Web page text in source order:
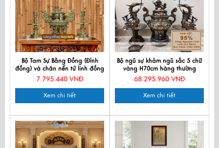
Bộ Tam Sự Bằng Đồng (Đỉnh
đồng) và chân nến tứ linh đồng
MNV-DD19
7.795.440 VNĐ
Xem chi tiết
Bộ ngũ sự khảm ngũ sắc 5 chữ
vàng H70cm hàng thường
DDNS18-70T
68.295.960 VNĐ
Xem chi tiết